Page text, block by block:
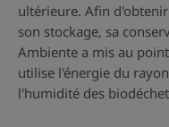
ultérieure. Afin
son stockage, sa
Ambiente a mis au
utilise l'énergie du
l'humidité des